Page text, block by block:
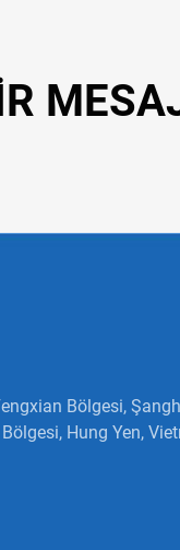
Bölgesi,
Hung Yen,